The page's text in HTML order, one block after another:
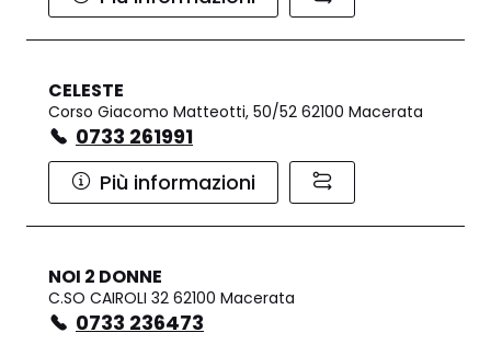
CELESTE
Corso Giacomo Matteotti, 50/52 62100 Macerata
0733 261991
Più informazioni
NOI 2 DONNE
C.SO CAIROLI 32 62100 Macerata
0733 236473